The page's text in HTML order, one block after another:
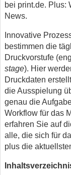
bei print.de. Plus:
News.
Innovative
bestimmen die
Druckvorstufe
stage). Hier
Druckdaten
die Ausspielung
genau die
Workflow für das
erfahren Sie auf
alle, die sich für
plus die